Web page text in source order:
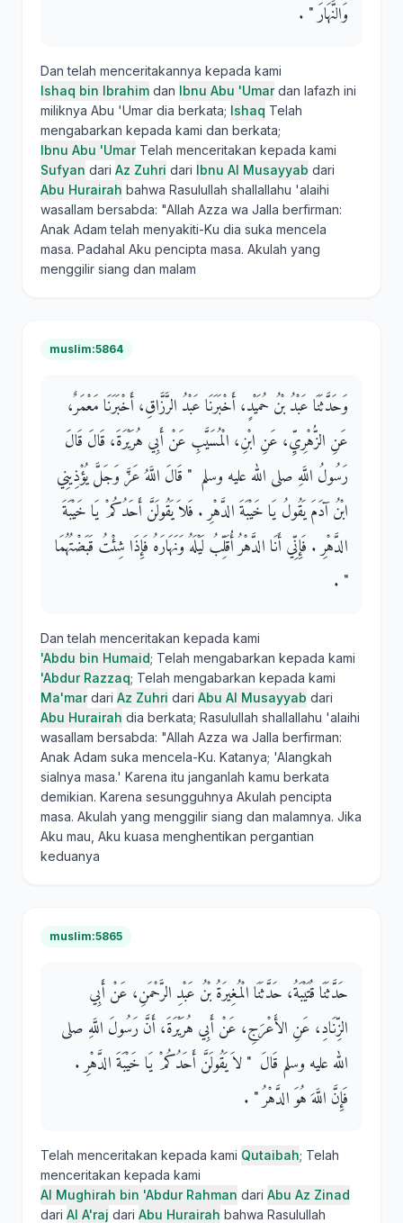
وَالنَّهَارَ ‏"‏ ‏.‏
Dan telah menceritakannya kepada kami
Ishaq bin Ibrahim dan Ibnu Abu 'Umardan lafazh ini
miliknya Abu 'Umar dia berkata; Ishaq Telah
mengabarkan kepada kami dan berkata;
Ibnu Abu 'UmarTelah menceritakan kepada kami
Sufyan dari Az Zuhri dari Ibnu Al Musayyab dari
Abu Hurairah bahwa Rasulullah shallallahu 'alaihi
wasallam bersabda: "Allah Azza wa Jalla berfirman:
Anak Adam telah menyakiti-Ku dia suka mencela
masa. Padahal Aku pencipta masa. Akulah yang
menggilir siang dan malam
muslim:5864
وَحَدَّثَنَا عَبْدُ بْنُ حُمَيْدٍ، أَخْبَرَنَا عَبْدُ الرَّزَّاقِ، أَخْبَرَنَا مَعْمَرٌ،
عَنِ الزُّهْرِيِّ، عَنِ ابْنِ، الْمُسَيَّبِ عَنْ أَبِي هُرَيْرَةَ، قَالَ قَالَ
رَسُولُ اللَّهِ صلى الله عليه وسلم ‏ "‏ قَالَ اللَّهُ عَزَّ وَجَلَّ يُؤْذِينِي
ابْنُ آدَمَ يَقُولُ يَا خَيْبَةَ الدَّهْرِ ‏.‏ فَلاَ يَقُولَنَّ أَحَدُكُمْ يَا خَيْبَةَ
الدَّهْرِ ‏.‏ فَإِنِّي أَنَا الدَّهْرُ أُقَلِّبُ لَيْلَهُ وَنَهَارَهُ فَإِذَا شِئْتُ قَبَضْتُهُمَا
‏"‏ ‏.‏
Dan telah menceritakan kepada kami
'Abdu bin Humaid; Telah mengabarkan kepada kami
'Abdur Razzaq; Telah mengabarkan kepada kami
Ma'mardari Az Zuhri dari Abu Al Musayyab dari
Abu Hurairah dia berkata; Rasulullah shallallahu 'alaihi
wasallam bersabda: "Allah Azza wa Jalla berfirman:
Anak Adam suka mencela-Ku. Katanya; 'Alangkah
sialnya masa.' Karena itu janganlah kamu berkata
demikian. Karena sesungguhnya Akulah pencipta
masa. Akulah yang menggilir siang dan malamnya. Jika
Aku mau, Aku kuasa menghentikan pergantian
keduanya
muslim:5865
حَدَّثَنَا قُتَيْبَةُ، حَدَّثَنَا الْمُغِيرَةُ بْنُ عَبْدِ الرَّحْمَنِ، عَنْ أَبِي
الزِّنَادِ، عَنِ الأَعْرَجِ، عَنْ أَبِي هُرَيْرَةَ، أَنَّ رَسُولَ اللَّهِ صلى
الله عليه وسلم قَالَ ‏ "‏ لاَ يَقُولَنَّ أَحَدُكُمْ يَا خَيْبَةَ الدَّهْرِ ‏.‏
فَإِنَّ اللَّهَ هُوَ الدَّهْرُ ‏"‏ ‏.‏
Telah menceritakan kepada kami Qutaibah; Telah
menceritakan kepada kami
Al Mughirah bin 'Abdur Rahman dari Abu Az Zinad
dari Al A'raj dari Abu Hurairah bahwa Rasulullah